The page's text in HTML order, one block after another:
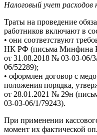
Налоговый учет расходов
Траты на проведение
работников включают в
• они соответствуют
НК РФ (письма Минфина
от 31.08.2018 № 03-03-06/
06/52289);
• оформлен договор с
положения порядка,
от 28.01.2021 № 29н
03-03-06/1/79243).
При применении
момент их фактической